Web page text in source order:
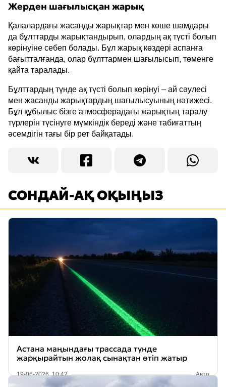
Жерден шағылысқан жарық
Қалалардағы жасанды жарықтар мен көше шамдары
да бұлттарды жарықтандырып, олардың ақ түсті болып
көрінуіне себеп болады. Бұл жарық көздері аспанға
бағытталғанда, олар бұлттармен шағылысып, төменге
қайта таралады.
Бұлттардың түнде ақ түсті болып көрінуі – ай сәулесі
мен жасанды жарықтардың шағылысуының нәтижесі.
Бұл құбылыс бізге атмосферадағы жарықтың таралу
түрлерін түсінуге мүмкіндік береді және табиғаттың
әсемдігін тағы бір рет байқатады.
СОНДАЙ-АҚ ОҚЫҢЫЗ
Астана маңындағы трассада түнде
жарқырайтын жолақ сынақтан өтіп жатыр
19-06-2026, 10:42 Авто